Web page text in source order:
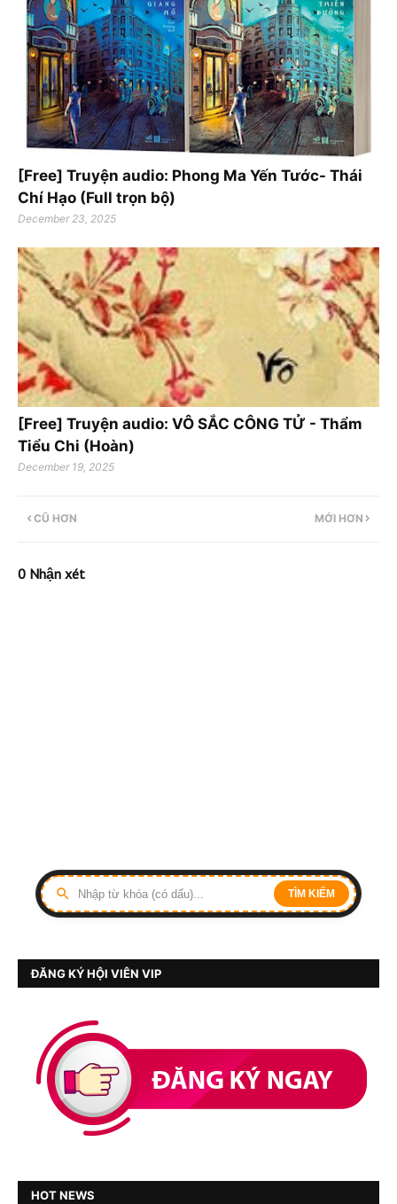
[Free] Truyện audio: Phong Ma Yến Tước- Thái
Chí Hạo (Full trọn bộ)
December 23, 2025
[Free] Truyện audio: VÔ SẮC CÔNG TỬ - Thẩm
Tiểu Chi (Hoàn)
December 19, 2025
MỚI HƠN
CŨ HƠN
0 Nhận xét
TÌM KIẾM
ĐĂNG KÝ HỘI VIÊN VIP
HOT NEWS